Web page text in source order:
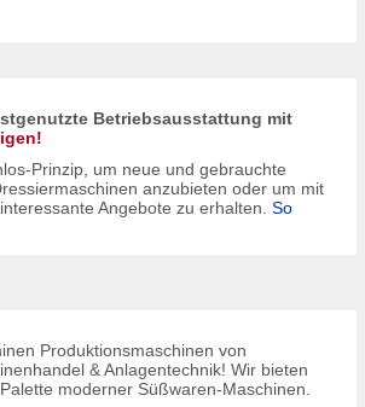
Betriebsausstattung mit
Prinzip, um neue und gebrauchte
anzubieten oder um mit
Angebote zu erhalten. So
Produktionsmaschinen von
& Anlagentechnik! Wir bieten
moderner Süßwaren-Maschinen.